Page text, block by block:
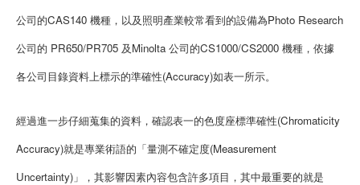
公司的CAS140 機種，以及照明產業較常看到的設備為Photo Research
公司的 PR650/PR705 及Minolta 公司的CS1000/CS2000 機種，依據
各公司目錄資料上標示的準確性(Accuracy)如表一所示。
經過進一步仔細蒐集的資料，確認表一的色度座標準確性(Chromaticity
Accuracy)就是專業術語的「量測不確定度(Measurement
Uncertainty)」，其影響因素內容包含許多項目，其中最重要的就是